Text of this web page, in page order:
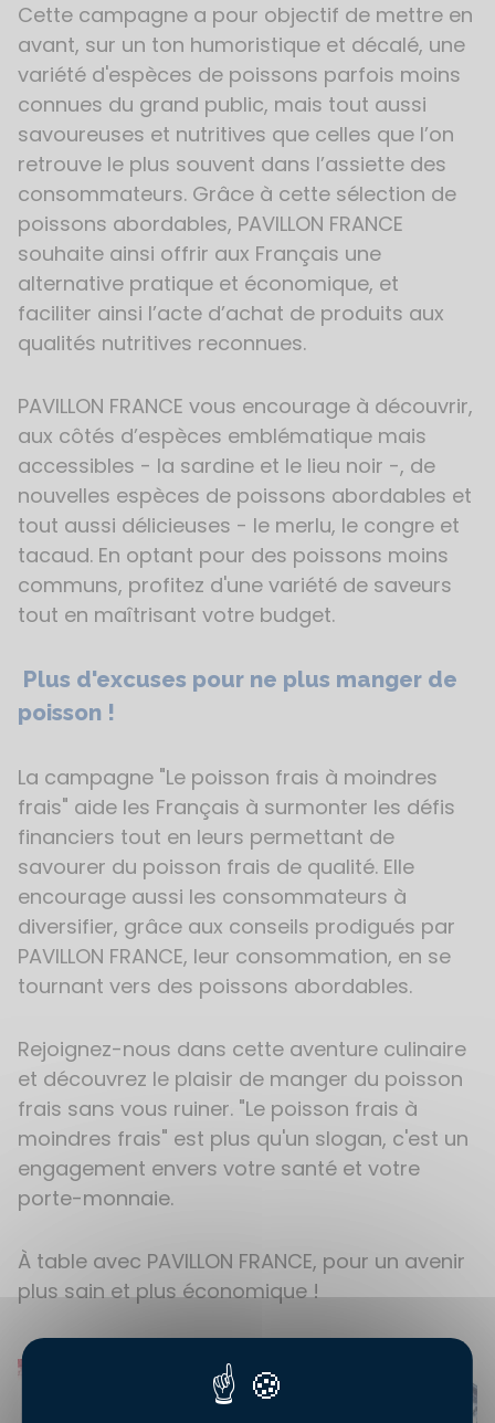
Cette campagne a pour objectif de mettre en
avant, sur un ton humoristique et décalé, une
variété d'espèces de poissons parfois moins
connues du grand public, mais tout aussi
savoureuses et nutritives que celles que l’on
retrouve le plus souvent dans l’assiette des
consommateurs. Grâce à cette sélection de
poissons abordables, PAVILLON FRANCE
souhaite ainsi offrir aux Français une
alternative pratique et économique, et
faciliter ainsi l’acte d’achat de produits aux
qualités nutritives reconnues.
PAVILLON FRANCE vous encourage à découvrir,
aux côtés d’espèces emblématique mais
accessibles - la sardine et le lieu noir -, de
nouvelles espèces de poissons abordables et
tout aussi délicieuses - le merlu, le congre et
tacaud. En optant pour des poissons moins
communs, profitez d'une variété de saveurs
tout en maîtrisant votre budget.
Plus d'excuses pour ne plus manger de
poisson !
La campagne "Le poisson frais à moindres
frais" aide les Français à surmonter les défis
financiers tout en leurs permettant de
savourer du poisson frais de qualité. Elle
encourage aussi les consommateurs à
diversifier, grâce aux conseils prodigués par
PAVILLON FRANCE, leur consommation, en se
tournant vers des poissons abordables.
Rejoignez-nous dans cette aventure culinaire
et découvrez le plaisir de manger du poisson
frais sans vous ruiner. "Le poisson frais à
moindres frais" est plus qu'un slogan, c'est un
engagement envers votre santé et votre
porte-monnaie.
À table avec PAVILLON FRANCE, pour un avenir
plus sain et plus économique !